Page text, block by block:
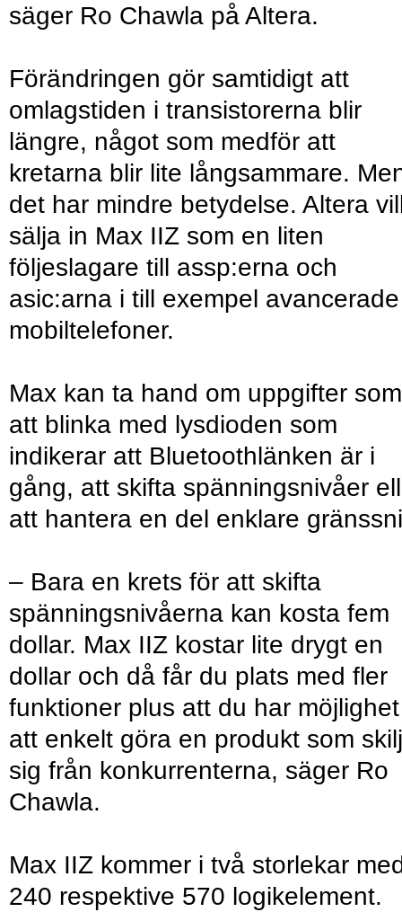
säger Ro Chawla på Altera.
Förändringen gör samtidigt att
omlagstiden i transistorerna blir
längre, något som medför att
kretarna blir lite långsammare.
det har mindre betydelse. Altera
sälja in Max IIZ som en liten
följeslagare till assp:erna och
asic:arna i till exempel avancerade
mobiltelefoner.
Max kan ta hand om uppgifter som
att blinka med lysdioden som
indikerar att Bluetoothlänken är i
gång, att skifta spänningsnivåer
att hantera en del enklare
– Bara en krets för att skifta
spänningsnivåerna kan kosta fem
dollar. Max IIZ kostar lite drygt en
dollar och då får du plats med fler
funktioner plus att du har möjlighet
att enkelt göra en produkt som
sig från konkurrenterna, säger Ro
Chawla.
Max IIZ kommer i två storlekar
240 respektive 570 logikelement.